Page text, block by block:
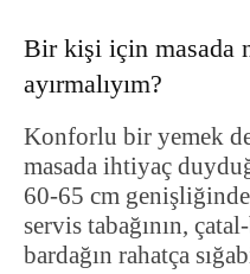
Bir kişi için masada
ayırmalıyım?
Konforlu bir yemek
masada ihtiyaç
60-65 cm
servis tabağının,
bardağın rahatça